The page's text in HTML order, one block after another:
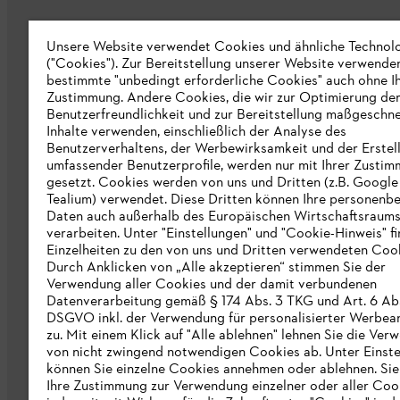
Unternehmen
Über uns
Katalog zum Download
STIHL Hinweisgebersystem
Presse
STIHL Corporate
Unsere Website verwendet Cookies und ähnliche
("Cookies"). Zur Bereitstellung unserer Website
bestimmte "unbedingt erforderliche Cookies" auch ohne
Zustimmung. Andere Cookies, die wir zur Optimierung der
Benutzerfreundlichkeit und zur Bereitstellung
Inhalte verwenden, einschließlich der Analyse des
Benutzerverhaltens, der Werbewirksamkeit und der
umfassender Benutzerprofile, werden nur mit Ihrer
gesetzt. Cookies werden von uns und Dritten (z.B.
Tealium) verwendet. Diese Dritten können Ihre
Daten auch außerhalb des Europäischen Wirtschaftsraums
verarbeiten. Unter "Einstellungen" und "Cookie-Hinweis"
Einzelheiten zu den von uns und Dritten verwendeten
Durch Anklicken von „Alle akzeptieren“ stimmen Sie der
Verwendung aller Cookies und der damit verbundenen
Datenverarbeitung gemäß § 174 Abs. 3 TKG und Art. 6
DSGVO inkl. der Verwendung für personalisierter
zu. Mit einem Klick auf "Alle ablehnen" lehnen Sie die
von nicht zwingend notwendigen Cookies ab. Unter
können Sie einzelne Cookies annehmen oder ablehnen.
Ihre Zustimmung zur Verwendung einzelner oder aller